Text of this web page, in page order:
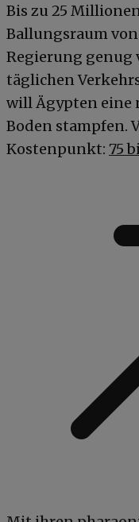
Bis zu 25
Ballungsraum
Regierung genug
täglichen
will Ägypten eine
Boden stampfen.
Kostenpunkt: 75